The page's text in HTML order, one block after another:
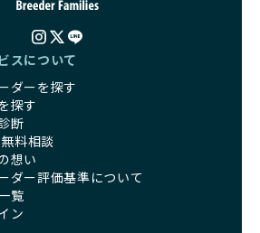
スについて
ダーを探す
探す
断
料相談
想い
ダー評価基準について
覧
ン